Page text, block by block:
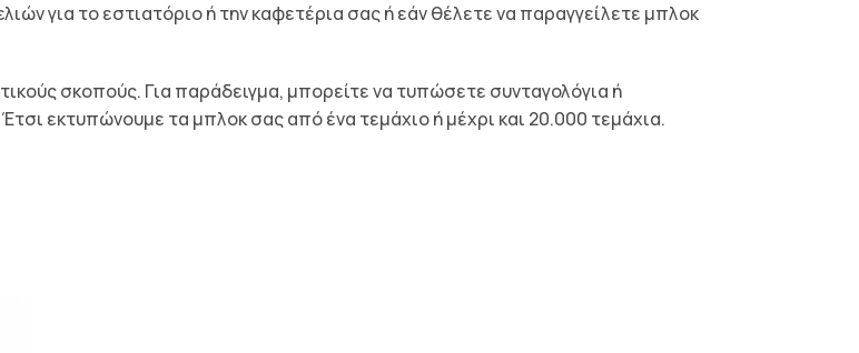
για το εστιατόριο ή την καφετέρια σας ή εάν θέλετε να παραγγείλετε μπλοκ
σκοπούς. Για παράδειγμα, μπορείτε να τυπώσετε συνταγολόγια ή
εκτυπώνουμε τα μπλοκ σας από ένα τεμάχιο ή μέχρι και 20.000 τεμάχια.